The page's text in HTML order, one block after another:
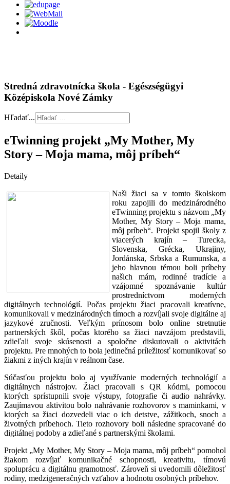
Stredná zdravotnícka škola - Egészségügyi
Középiskola Nové Zámky
Hľadať...
eTwinning projekt „My Mother, My
Story – Moja mama, môj príbeh“
Detaily
Naši žiaci sa v tomto školskom
roku zapojili do medzinárodného
eTwinning projektu s názvom „My
Mother, My Story – Moja mama,
môj príbeh“. Projekt spojil školy z
viacerých krajín – Turecka,
Slovenska, Grécka, Ukrajiny,
Jordánska, Srbska a Rumunska, a
jeho hlavnou témou boli príbehy
našich mám, rodinné tradície a
vzájomné spoznávanie kultúr
prostredníctvom moderných
digitálnych technológií. Počas projektu žiaci pracovali kreatívne,
komunikovali v medzinárodných tímoch a rozvíjali svoje digitálne aj
jazykové zručnosti. Veľkým prínosom bolo online stretnutie
partnerských škôl, počas ktorého sa žiaci navzájom predstavili,
zdieľali svoje skúsenosti a spoločne diskutovali o aktivitách
projektu. Pre mnohých to bola jedinečná príležitosť komunikovať so
žiakmi z iných krajín v reálnom čase.
Súčasťou projektu bolo aj využívanie moderných technológií a
digitálnych nástrojov. Žiaci pracovali s QR kódmi, pomocou
ktorých sprístupnili svoje výstupy, fotografie či audio nahrávky.
Zaujímavou aktivitou bolo nahrávanie rozhovorov s maminkami, v
ktorých sa žiaci dozvedeli viac o ich detstve, zážitkoch, snoch a
životných príbehoch. Tieto rozhovory boli následne spracované do
digitálnej podoby a zdieľané s partnerskými školami.
Projekt „My Mother, My Story – Moja mama, môj príbeh“ pomohol
žiakom rozvíjať komunikačné schopnosti, kreativitu, tímovú
spoluprácu a digitálnu gramotnosť. Zároveň si uvedomili dôležitosť
rodiny, medzigeneračných vzťahov a hodnotu osobných príbehov.